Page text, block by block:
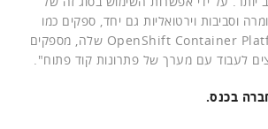
וסביבות וירטואליות גם יחד, ספקים כמו
רד-האט, עם ה-OpenShift Container Platform שלה, מספקים
בכנס.